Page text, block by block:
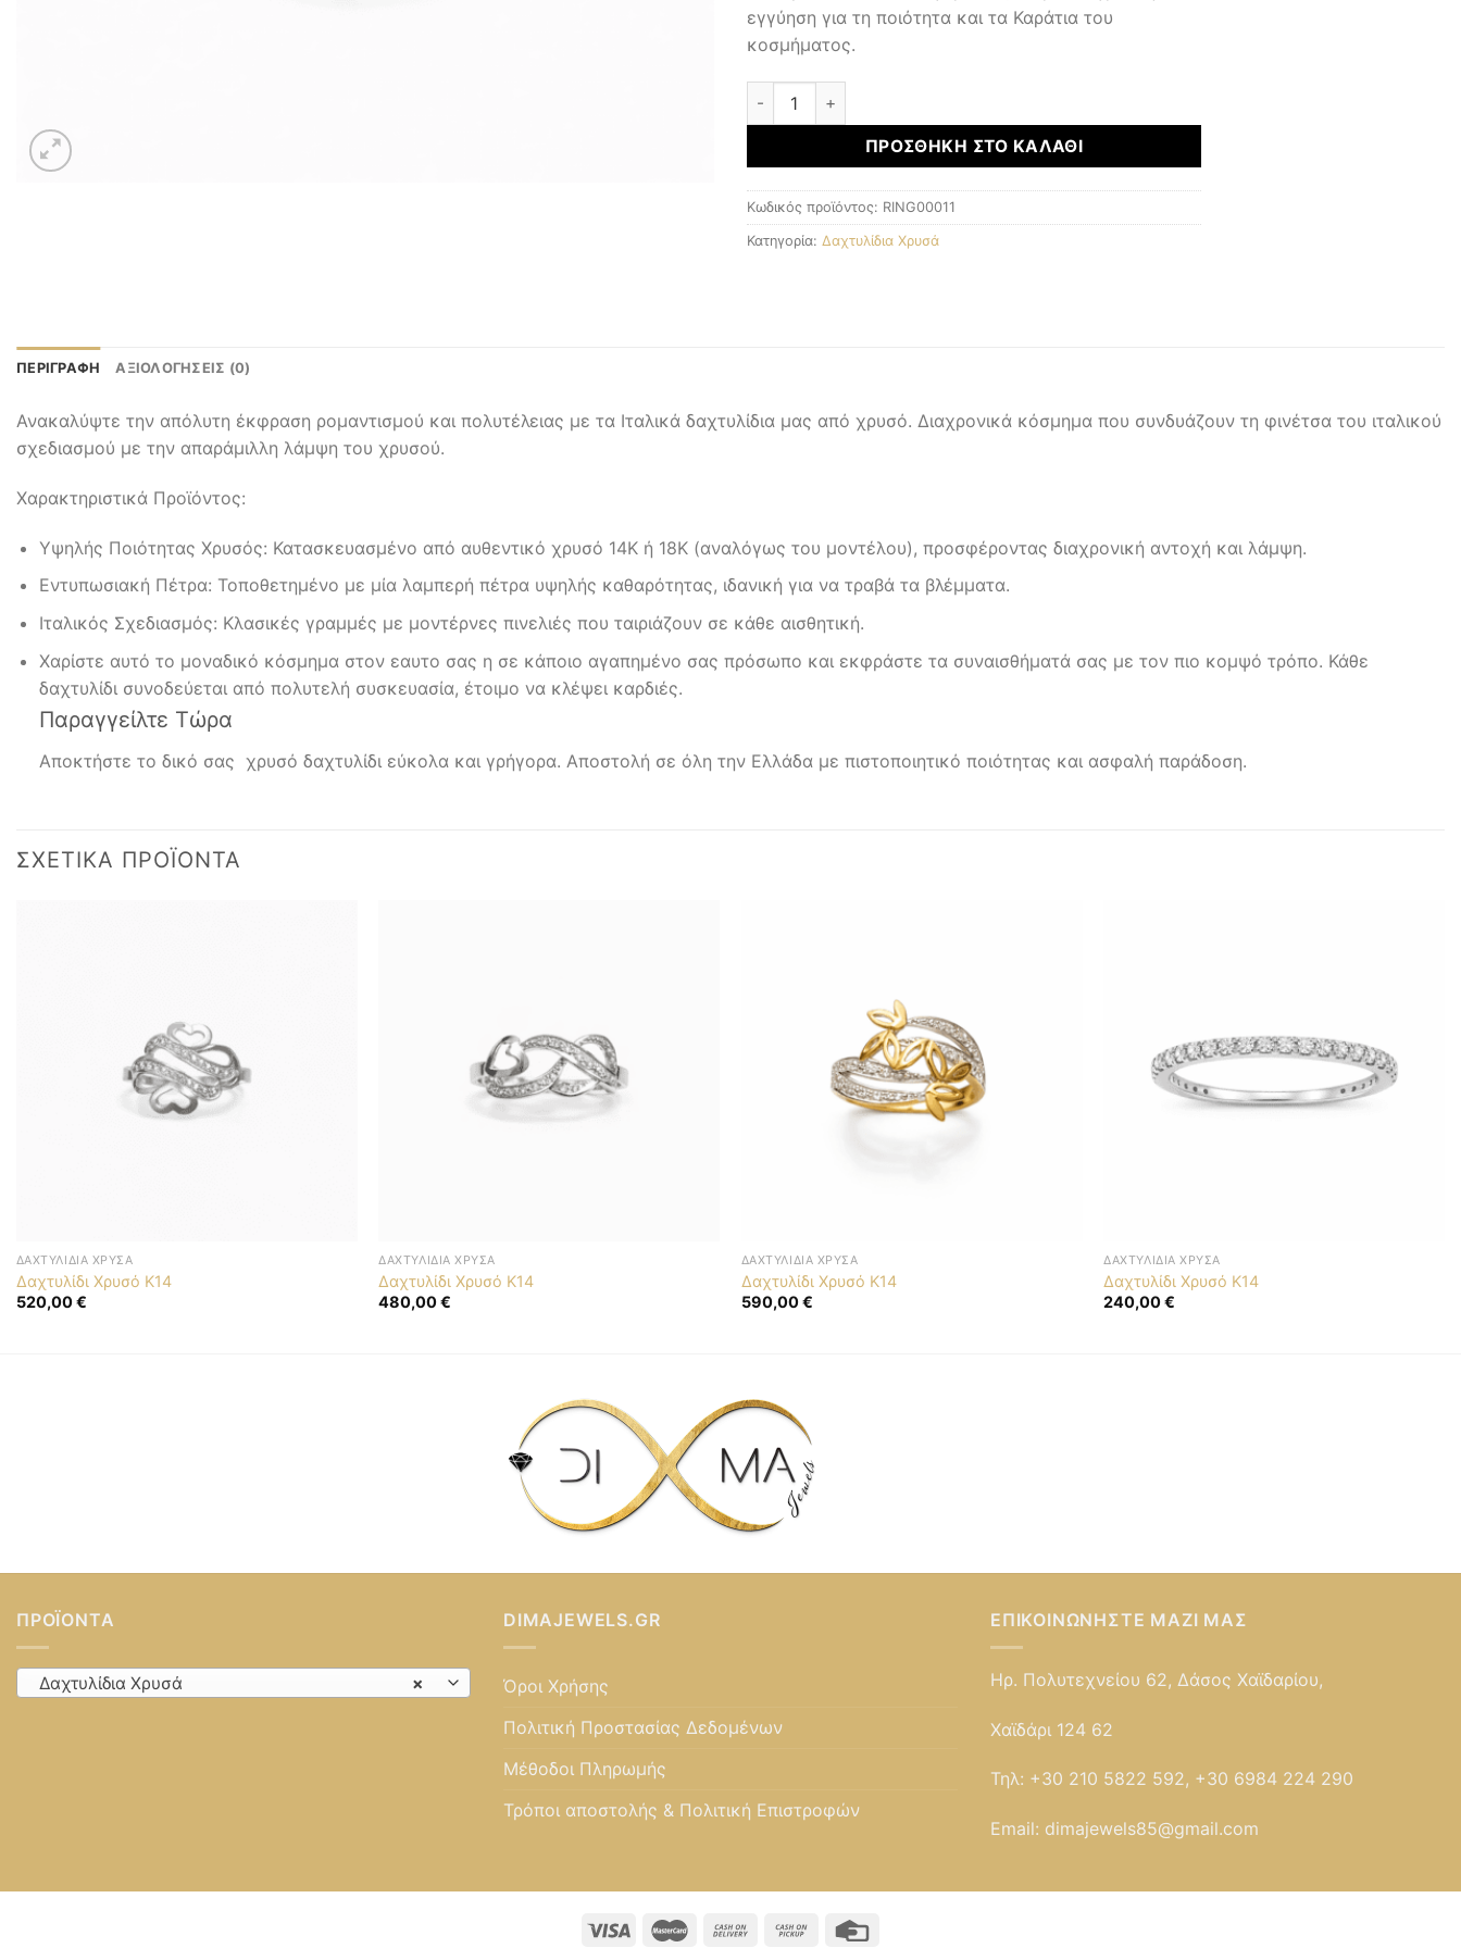
εγγύηση για τη ποιότητα και τα Καράτια του
κοσμήματος.
Δαχτυλίδι Χρυσό Κ14 ποσότητα
ΠΡΟΣΘΉΚΗ ΣΤΟ ΚΑΛΆΘΙ
Κωδικός προϊόντος: RING00011
Κατηγορία: Δαχτυλίδια Χρυσά
ΠΕΡΙΓΡΑΦΉ ΑΞΙΟΛΟΓΉΣΕΙΣ (0)
Ανακαλύψτε την απόλυτη έκφραση ρομαντισμού και πολυτέλειας με τα Ιταλικά δαχτυλίδια μας από χρυσό. Διαχρονικά κόσμημα που συνδυάζουν τη φινέτσα του ιταλικού
σχεδιασμού με την απαράμιλλη λάμψη του χρυσού.
Χαρακτηριστικά Προϊόντος:
Υψηλής Ποιότητας Χρυσός: Κατασκευασμένο από αυθεντικό χρυσό 14Κ ή 18Κ (αναλόγως του μοντέλου), προσφέροντας διαχρονική αντοχή και λάμψη.
Εντυπωσιακή Πέτρα: Τοποθετημένο με μία λαμπερή πέτρα υψηλής καθαρότητας, ιδανική για να τραβά τα βλέμματα.
Ιταλικός Σχεδιασμός: Κλασικές γραμμές με μοντέρνες πινελιές που ταιριάζουν σε κάθε αισθητική.
Χαρίστε αυτό το μοναδικό κόσμημα στον εαυτο σας η σε κάποιο αγαπημένο σας πρόσωπο και εκφράστε τα συναισθήματά σας με τον πιο κομψό τρόπο. Κάθε
δαχτυλίδι συνοδεύεται από πολυτελή συσκευασία, έτοιμο να κλέψει καρδιές.
Παραγγείλτε Τώρα
Αποκτήστε το δικό σας χρυσό δαχτυλίδι εύκολα και γρήγορα. Αποστολή σε όλη την Ελλάδα με πιστοποιητικό ποιότητας και ασφαλή παράδοση.
ΣΧΕΤΙΚΆ ΠΡΟΪΌΝΤΑ
ΔΑΧΤΥΛΊΔΙΑ ΧΡΥΣΆ
Δαχτυλίδι Χρυσό Κ14
520,00€
ΔΑΧΤΥΛΊΔΙΑ ΧΡΥΣΆ
Δαχτυλίδι Χρυσό Κ14
480,00€
ΔΑΧΤΥΛΊΔΙΑ ΧΡΥΣΆ
Δαχτυλίδι Χρυσό Κ14
590,00€
ΔΑΧΤΥΛΊΔΙΑ ΧΡΥΣΆ
Δαχτυλίδι Χρυσό Κ14
240,00€
ΠΡΟΪΌΝΤΑ
×
Δαχτυλίδια Χρυσά
DIMAJEWELS.GR
Όροι Χρήσης
Πολιτική Προστασίας Δεδομένων
Μέθοδοι Πληρωμής
Τρόποι αποστολής & Πολιτική Επιστροφών
ΕΠΙΚΟΙΝΩΝΉΣΤΕ ΜΑΖΊ ΜΑΣ
Ηρ. Πολυτεχνείου 62, Δάσος Χαϊδαρίου,
Χαϊδάρι 124 62
Τηλ: +30 210 5822 592, +30 6984 224 290
Email: dimajewels85@gmail.com